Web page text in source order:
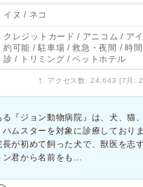
イヌ / ネコ
クレジットカード / アニコム / ア
約可能 / 駐車場 / 救急・夜間 / 時
診 / トリミング / ペットホテル
↑ アクセス数: 24,643 [7月:
『ジョン動物病院』は、犬、猫
ハムスターを対象に診療しており
長が初めて飼った犬で、獣医を志
君から名前をも...